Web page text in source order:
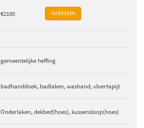
€2100
gemeentelijke heffing
badhanddoek, badlaken, washand, vloertapijt
Onderlaken, dekbed(hoes), kussensloop(hoes)